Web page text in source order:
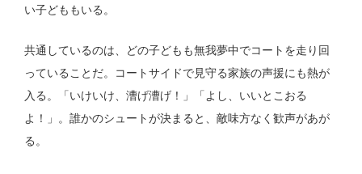
い子どももいる。
共通しているのは、どの子どもも無我夢中でコートを走り回
っていることだ。コートサイドで見守る家族の声援にも熱が
入る。「いけいけ、漕げ漕げ！」「よし、いいとこおる
よ！」。誰かのシュートが決まると、敵味方なく歓声があが
る。